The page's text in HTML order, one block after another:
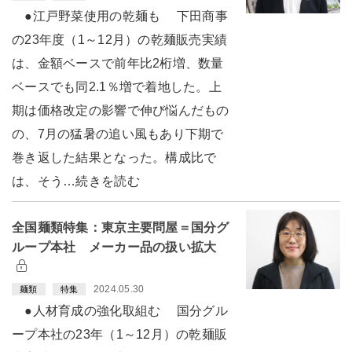
●江戸野菜使用の乾麺も 下田商事
の23年度（1～12月）の乾麺販売実績
は、金額ベースで前年比2桁増、数量
ベースでも同2.1％増で着地した。上
期は価格改定の影響で伸び悩んだもの
の、7月の猛暑の追い風もあり下期で
巻き返した結果となった。構成比で
は、そう…続きを読む
全国麺類特集：東京主要問屋＝国分グ
ループ本社 メーカー品の扱い拡大
麺類 特集 2024.05.30
●人材育成の強化取組む 国分グル
ープ本社の23年（1～12月）の乾麺販